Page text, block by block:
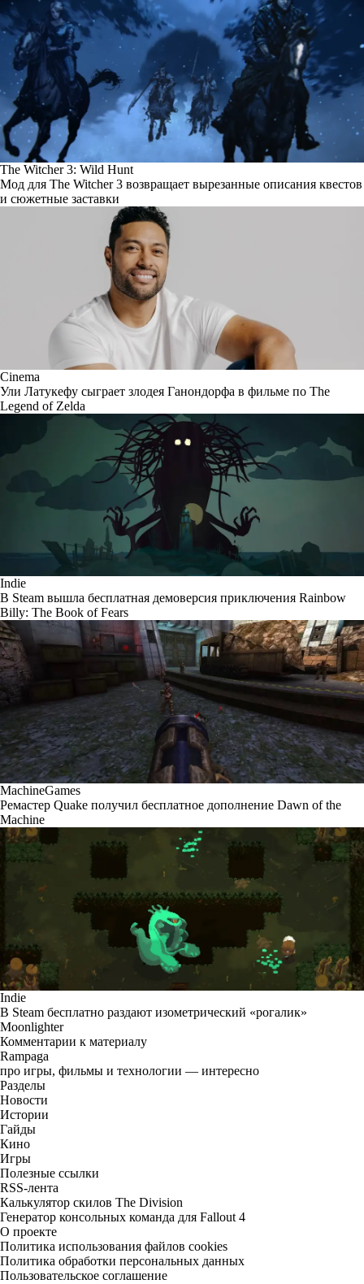
The Witcher 3: Wild Hunt
Мод для The Witcher 3 возвращает вырезанные описания квестов
и сюжетные заставки
Cinema
Ули Латукефу сыграет злодея Ганондорфа в фильме по The
Legend of Zelda
Indie
В Steam вышла бесплатная демоверсия приключения Rainbow
Billy: The Book of Fears
MachineGames
Ремастер Quake получил бесплатное дополнение Dawn of the
Machine
Indie
В Steam бесплатно раздают изометрический «рогалик»
Moonlighter
Комментарии к материалу
Rampaga
про игры, фильмы и технологии — интересно
Разделы
Новости
Истории
Гайды
Кино
Игры
Полезные ссылки
RSS-лента
Калькулятор скилов The Division
Генератор консольных команда для Fallout 4
О проекте
Политика использования файлов cookies
Политика обработки персональных данных
Пользовательское соглашение